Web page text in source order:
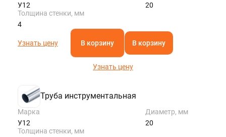
У12
20
Толщина стенки, мм
4
Узнать цену В корзину В корзину
Узнать цену
Труба инструментальная
Марка
У12
Диаметр, мм
20
Толщина стенки, мм